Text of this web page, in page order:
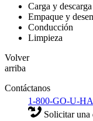
Carga y descarga
Empaque y
Conducción
Limpieza
Volver
arriba
Contáctanos
1-800-GO-U-
Solicitar una